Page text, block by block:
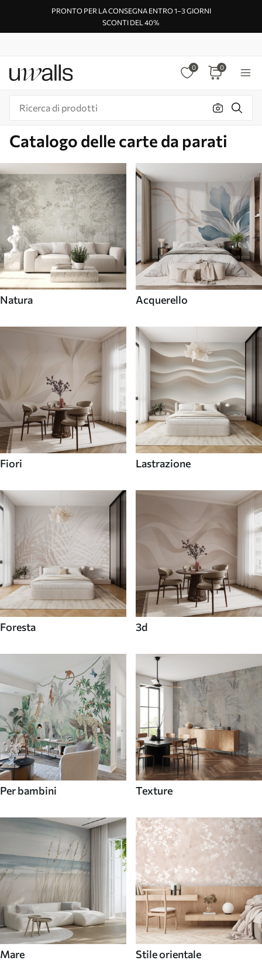
PRONTO PER LA CONSEGNA ENTRO 1–3 GIORNI
SCONTI DEL 40%
0 0
Catalogo delle carte da parati
Natura Acquerello
Fiori Lastrazione
Foresta 3d
Per bambini Texture
Mare Stile orientale